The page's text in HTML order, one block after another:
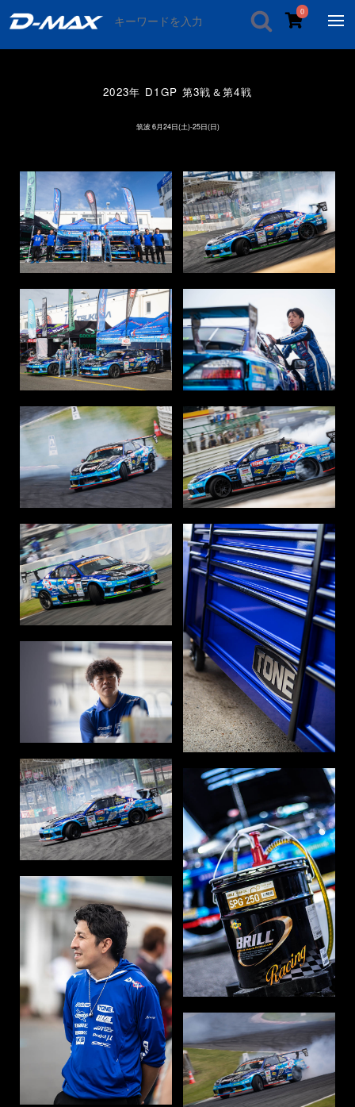
0
2023年 D1GP 第3戦＆第4戦
筑波 6月24日(土)-25日(日)